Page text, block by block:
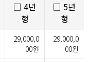
□ 4년
형
□ 5년
형
29,000,0
00원
29,000,0
00원